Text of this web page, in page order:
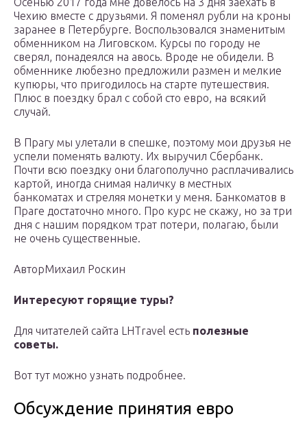
Чехию вместе с друзьями. Я поменял рубли на кроны
заранее в Петербурге. Воспользовался знаменитым
обменником на Лиговском. Курсы по городу не
сверял, понадеялся на авось. Вроде не обидели. В
обменнике любезно предложили размен и мелкие
купюры, что пригодилось на старте путешествия.
Плюс в поездку брал с собой сто евро, на всякий
случай.
В Прагу мы улетали в спешке, поэтому мои друзья не
успели поменять валюту. Их выручил Сбербанк.
Почти всю поездку они благополучно расплачивались
картой, иногда снимая наличку в местных
банкоматах и стреляя монетки у меня. Банкоматов в
Праге достаточно много. Про курс не скажу, но за три
дня с нашим порядком трат потери, полагаю, были
не очень существенные.
АвторМихаил Роскин
Интересуют горящие туры?
Для читателей сайта LHTravel есть полезные
советы.
Вот тут можно узнать подробнее.
Обсуждение принятия евро